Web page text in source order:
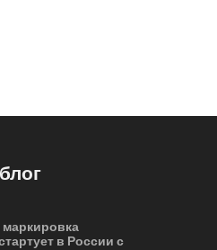
в России с